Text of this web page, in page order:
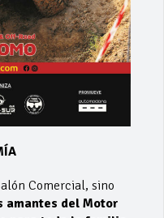
Comercial, sino
del Motor